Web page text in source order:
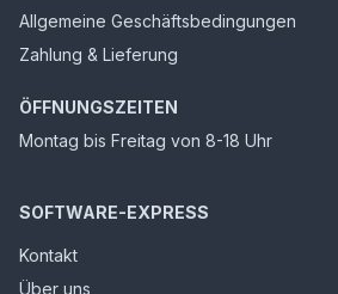
Allgemeine Geschäftsbedingungen
Zahlung & Lieferung
ÖFFNUNGSZEITEN
Montag bis Freitag von 8-18 Uhr
SOFTWARE-EXPRESS
Kontakt
Über uns